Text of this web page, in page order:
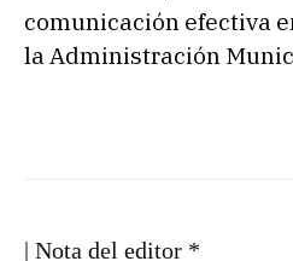
comunicación efectiva
la Administración
| Nota del editor *